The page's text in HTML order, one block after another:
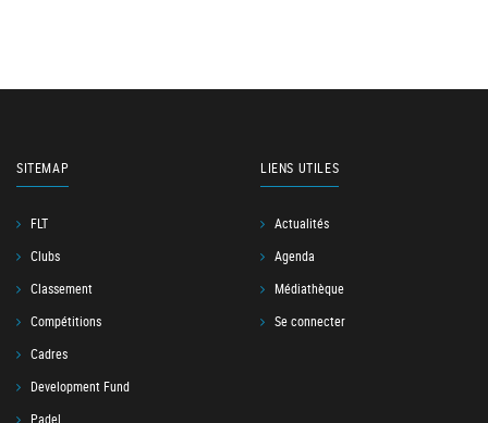
SITEMAP
FLT
Clubs
Classement
Compétitions
Cadres
Development Fund
Padel
LIENS UTILES
Actualités
Agenda
Médiathèque
Se connecter